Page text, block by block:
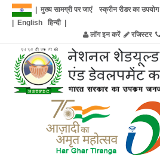
मुख्य सामग्री पर जाएं स्क्रीन रीडर का उपयोग
English हिन्दी|
लॉग इन करें
रजिस्टर